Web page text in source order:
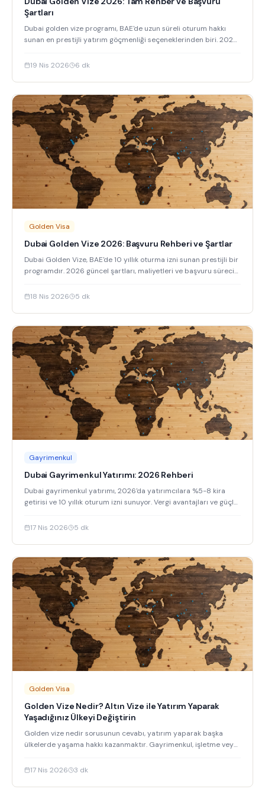
Şartları
Dubai golden vize programı, BAE'de uzun süreli oturum hakkı
sunan en prestijli yatırım göçmenliği seçeneklerinden biri. 2026
19 Nis 2026
6 dk
Golden Visa
Dubai Golden Vize 2026: Başvuru Rehberi ve Şartlar
Dubai Golden Vize, BAE'de 10 yıllık oturma izni sunan prestijli bir
programdır. 2026 güncel şartları, maliyetleri ve başvuru sürecini
18 Nis 2026
5 dk
Gayrimenkul
Dubai Gayrimenkul Yatırımı: 2026 Rehberi
Dubai gayrimenkul yatırımı, 2026'da yatırımcılara %5-8 kira
getirisi ve 10 yıllık oturum izni sunuyor. Vergi avantajları ve güçlü
17 Nis 2026
5 dk
Golden Visa
Golden Vize Nedir? Altın Vize ile Yatırım Yaparak
Yaşadığınız Ülkeyi Değiştirin
Golden vize nedir sorusunun cevabı, yatırım yaparak başka
ülkelerde yaşama hakkı kazanmaktır. Gayrimenkul, işletme veya
17 Nis 2026
3 dk